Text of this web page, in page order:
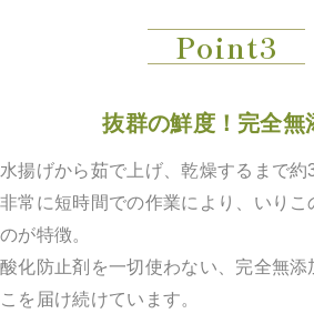
Point3
抜群の鮮度！完全無
水揚げから茹で上げ、乾燥するまで約
非常に短時間での作業により、いりこ
のが特徴。
酸化防止剤を一切使わない、完全無添
こを届け続けています。